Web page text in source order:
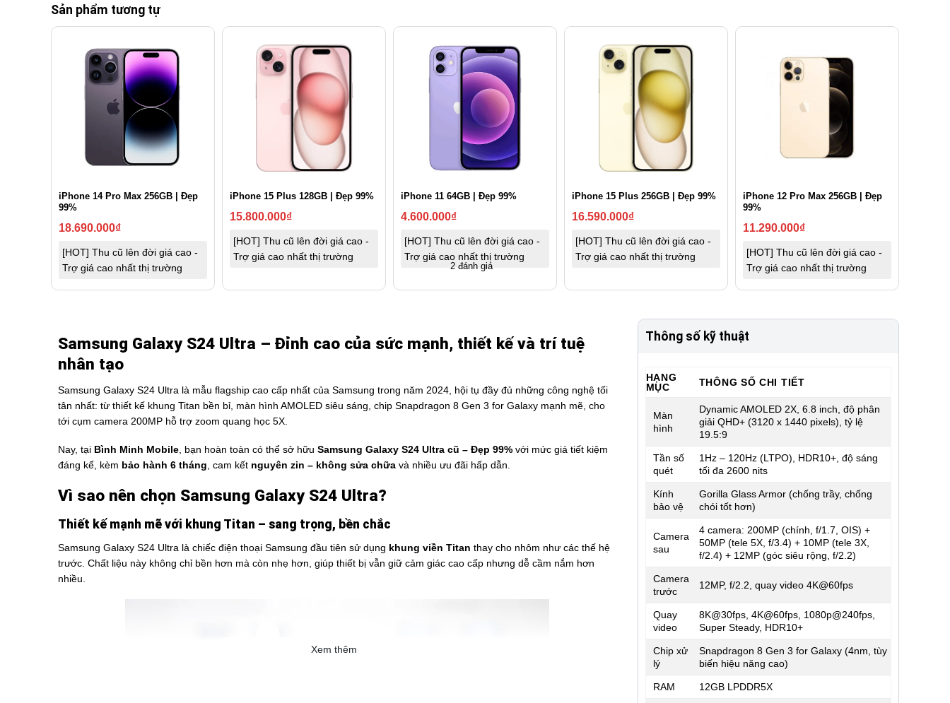
Sản phẩm tương tự
iPhone 14 Pro Max 256GB | Đẹp
99%
18.690.000₫
[HOT] Thu cũ lên đời giá cao -
Trợ giá cao nhất thị trường
iPhone 15 Plus 128GB | Đẹp 99%
15.800.000₫
[HOT] Thu cũ lên đời giá cao -
Trợ giá cao nhất thị trường
iPhone 11 64GB | Đẹp 99%
4.600.000₫
[HOT] Thu cũ lên đời giá cao -
Trợ giá cao nhất thị trường
2 đánh giá
iPhone 15 Plus 256GB | Đẹp 99%
16.590.000₫
[HOT] Thu cũ lên đời giá cao -
Trợ giá cao nhất thị trường
iPhone 12 Pro Max 256GB | Đẹp
99%
11.290.000₫
[HOT] Thu cũ lên đời giá cao -
Trợ giá cao nhất thị trường
Samsung Galaxy S24 Ultra – Đỉnh cao của sức mạnh, thiết kế và trí tuệ
nhân tạo
Samsung Galaxy S24 Ultra là mẫu flagship cao cấp nhất của Samsung trong năm 2024, hội tụ đầy đủ những công nghệ tối
tân nhất: từ thiết kế khung Titan bền bỉ, màn hình AMOLED siêu sáng, chip Snapdragon 8 Gen 3 for Galaxy mạnh mẽ, cho
tới cụm camera 200MP hỗ trợ zoom quang học 5X.
Nay, tại Bình Minh Mobile, bạn hoàn toàn có thể sở hữu Samsung Galaxy S24 Ultra cũ – Đẹp 99%với mức giá tiết kiệm
đáng kể, kèm bảo hành 6 tháng , cam kết nguyên zin – không sửa chữavà nhiều ưu đãi hấp dẫn.
Vì sao nên chọn Samsung Galaxy S24 Ultra?
Thiết kế mạnh mẽ với khung Titan – sang trọng, bền chắc
Samsung Galaxy S24 Ultra là chiếc điện thoại Samsung đầu tiên sử dụng khung viền Titan thay cho nhôm như các thế hệ
trước. Chất liệu này không chỉ bền hơn mà còn nhẹ hơn, giúp thiết bị vẫn giữ cảm giác cao cấp nhưng dễ cầm nắm hơn
nhiều.
Xem thêm
Thông số kỹ thuật
HẠNG
MỤC
THÔNG SỐ CHI TIẾT
Màn
hình
Dynamic AMOLED 2X, 6.8 inch, độ phân
giải QHD+ (3120 x 1440 pixels), tỷ lệ
19.5:9
Tần số
quét
1Hz – 120Hz (LTPO), HDR10+, độ sáng
tối đa 2600 nits
Kính
bảo vệ
Gorilla Glass Armor (chống trầy, chống
chói tốt hơn)
Camera
sau
4 camera: 200MP (chính, f/1.7, OIS) +
50MP (tele 5X, f/3.4) + 10MP (tele 3X,
f/2.4) + 12MP (góc siêu rộng, f/2.2)
Camera
trước
12MP, f/2.2, quay video 4K@60fps
Quay
video
8K@30fps, 4K@60fps, 1080p@240fps,
Super Steady, HDR10+
Chip xử
lý
Snapdragon 8 Gen 3 for Galaxy (4nm, tùy
biến hiệu năng cao)
RAM 12GB LPDDR5X